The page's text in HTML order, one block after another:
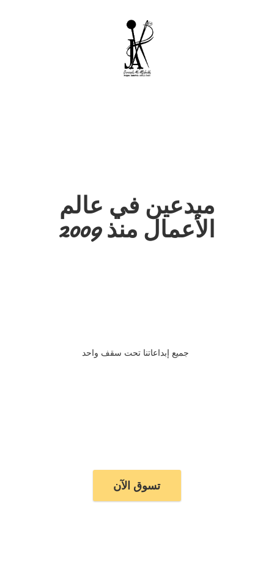
مبدعين في عالم
الأعمال منذ 2009
تسوق الآن